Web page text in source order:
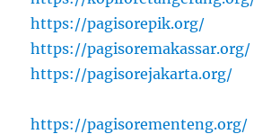
https://pagisorepik.org/
https://pagisoremakassar.org/
https://pagisorejakarta.org/
https://pagisorementeng.org/